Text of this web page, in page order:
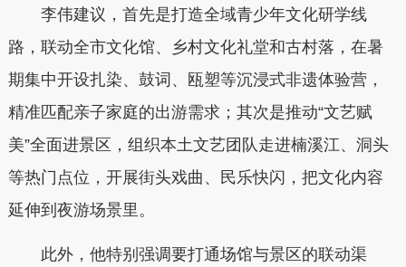
李伟建议，首先是打造全域青少年文化研学线
路，联动全市文化馆、乡村文化礼堂和古村落，在暑
期集中开设扎染、鼓词、瓯塑等沉浸式非遗体验营，
精准匹配亲子家庭的出游需求；其次是推动“文艺赋
美”全面进景区，组织本土文艺团队走进楠溪江、洞头
等热门点位，开展街头戏曲、民乐快闪，把文化内容
延伸到夜游场景里。
此外，他特别强调要打通场馆与景区的联动渠